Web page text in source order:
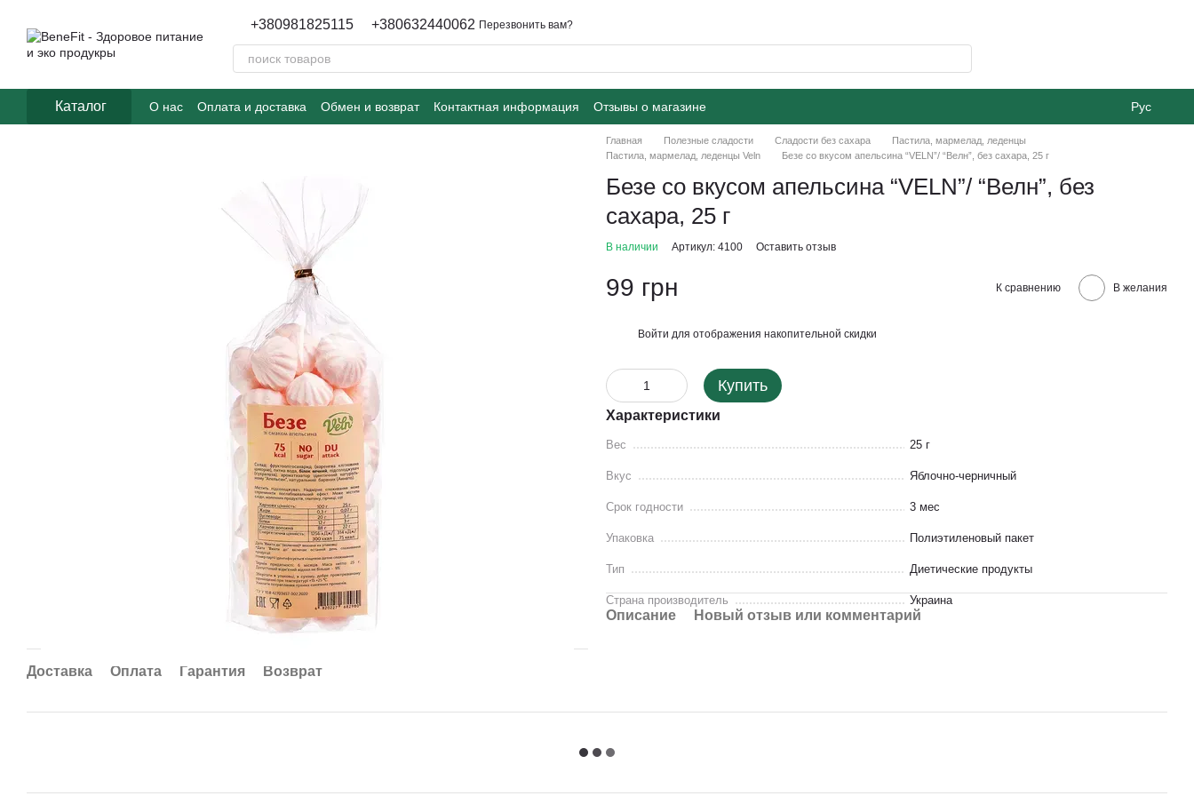
+380981825115 +380632440062 Перезвонить вам?
Каталог О нас Оплата и доставка Обмен и возврат Контактная информация Отзывы о магазине Рус
Доставка Оплата Гарантия Возврат
Главная Полезные сладости Сладости без сахара
Пастила, мармелад, леденцы
Пастила, мармелад, леденцы Veln
Безе со вкусом апельсина “VELN”/ “Велн”, без сахара, 25 г
Безе со вкусом апельсина “VELN”/ “Велн”, без
сахара, 25 г
В наличии Артикул: 4100 Оставить отзыв
99 грн К сравнению В желания
Войти для отображения накопительной скидки
Купить
Характеристики
Вес 25 г
Вкус Яблочно-черничный
Срок годности 3 мес
Упаковка Полиэтиленовый пакет
Тип Диетические продукты
Страна производитель Украина
Описание Новый отзыв или комментарий